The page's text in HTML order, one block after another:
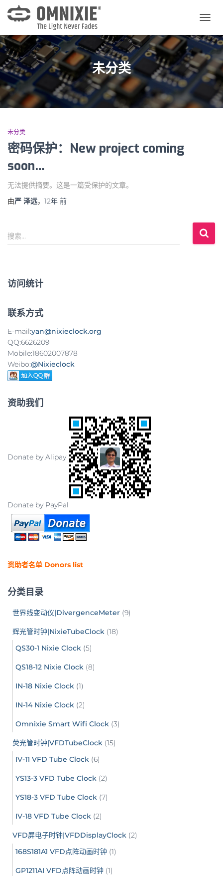
换
导
航
未分类
未分类
密码保护：New project coming
soon…
无法提供摘要。这是一篇受保护的文章。
由严 泽远， 12年 前
搜
索
搜索…
访问统计
联系方式
E-mail:yan@nixieclock.org
QQ:6626209
Mobile:18602007878
Weibo:@Nixieclock
资助我们
Donate by Alipay
Donate by PayPal
资助者名单 Donors list
分类目录
世界线变动仪|DivergenceMeter (9)
辉光管时钟|NixieTubeClock (18)
QS30-1 Nixie Clock (5)
QS18-12 Nixie Clock (8)
IN-18 Nixie Clock (1)
IN-14 Nixie Clock (2)
Omnixie Smart Wifi Clock (3)
荧光管时钟|VFDTubeClock (15)
IV-11 VFD Tube Clock (6)
YS13-3 VFD Tube Clock (2)
YS18-3 VFD Tube Clock (7)
IV-18 VFD Tube Clock (2)
VFD屏电子时钟|VFDDisplayClock (2)
168S181A1 VFD点阵动画时钟 (1)
GP1211AI VFD点阵动画时钟 (1)